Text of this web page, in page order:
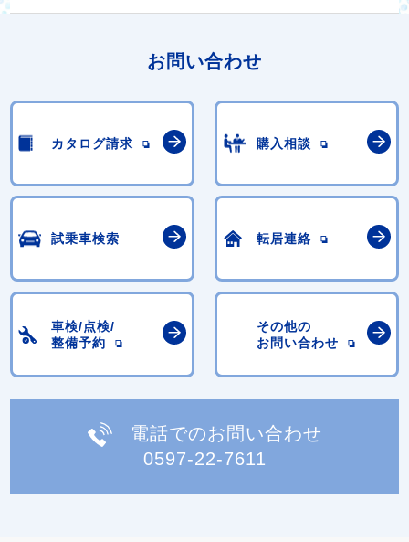
お問い合わせ
カタログ請求 購入相談
試乗車検索 転居連絡
車検/点検/
整備予約
その他の
お問い合わせ
電話でのお問い合わせ
0597-22-7611